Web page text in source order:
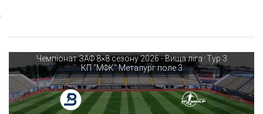
Чемпіонат ЗАФ 8×8 сезону 2026 - Вища ліга | Тур 3
КП "МФК" Металург поле 3